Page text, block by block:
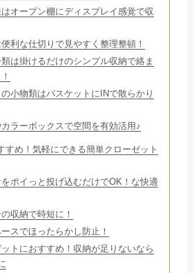
はオープン棚にディスプレイ感覚で収
利な仕切りで見やすく整理整頓！
は掛けるだけのシンプル収納で絡ま
小物類はバスケットにINで散らかり
ラーボックスで空間を有効活用♪
すめ！気軽にできる簡単クローゼット
ポイっと投げ込むだけでOK！な快適
収納で時短に！
スでほったらかし防止！
トにおすすめ！収納が足りないなら